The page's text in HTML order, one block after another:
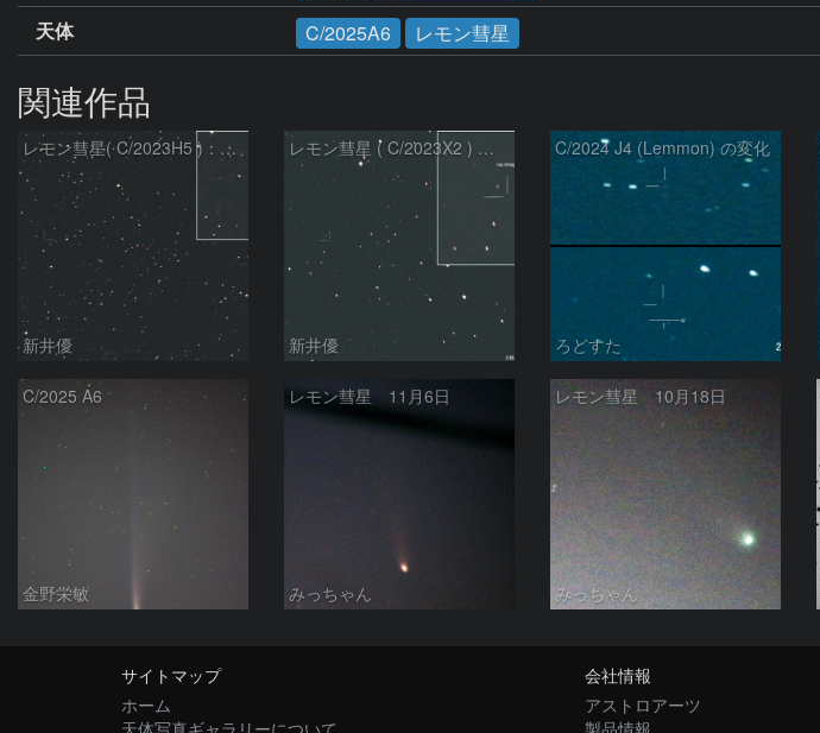
天体
C/2025A6 レモン彗星
関連作品
レモン彗星( C/2023H5 )：2026/05/20
新井優
レモン彗星 ( C/2023X2 ) の予報位置：2026/05/29
新井優
C/2024 J4 (Lemmon) の変化
ろどすた
C/2025 A6
金野栄敏
レモン彗星 11月6日
みっちゃん
レモン彗星 10月18日
みっちゃん
サイトマップ
ホーム
天体写真ギャラリーについて
会社情報
アストロアーツ
製品情報